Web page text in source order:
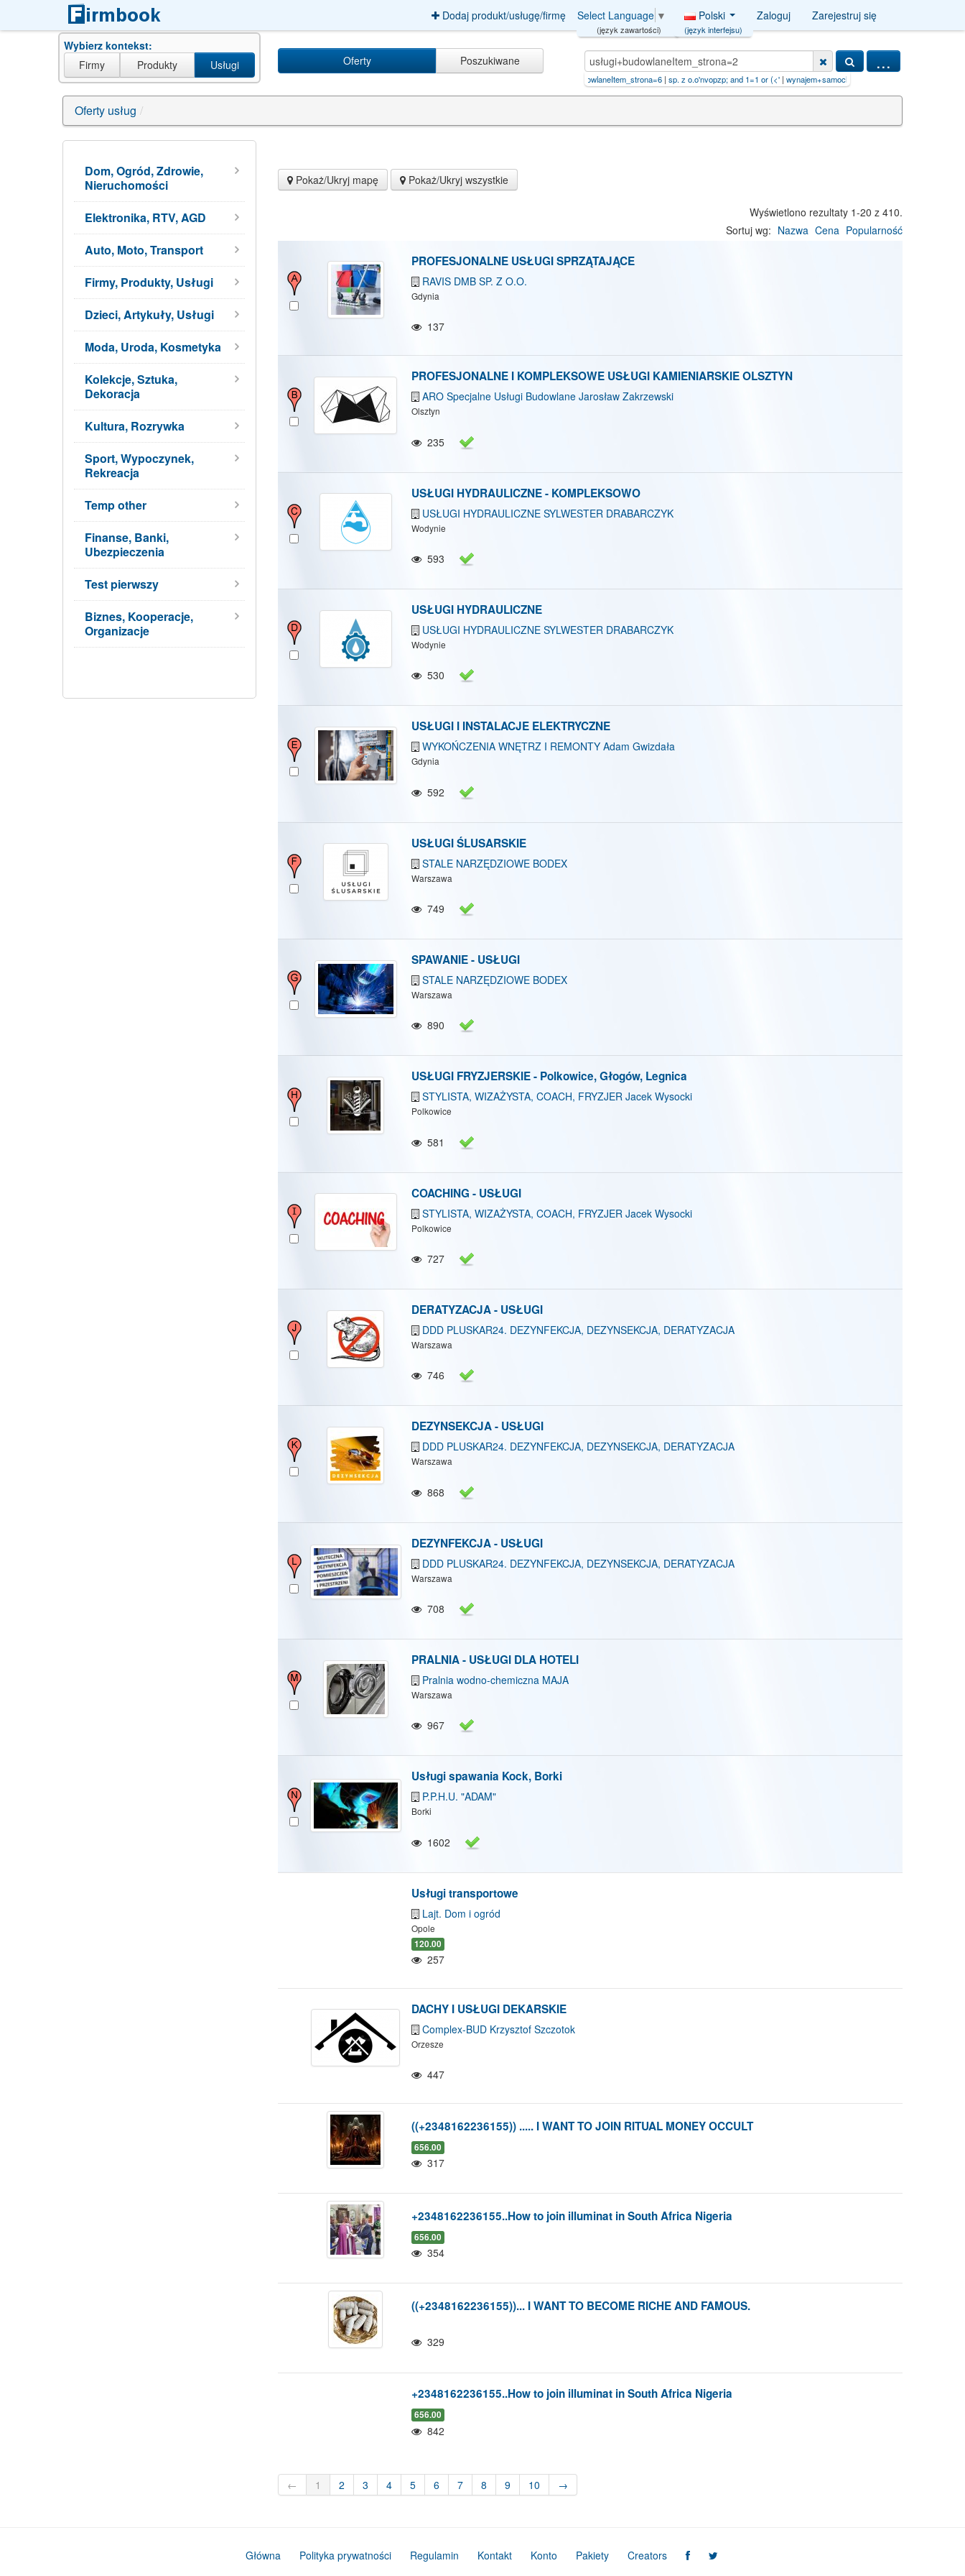
Dodaj produkt/usługę/firmę Select Language ▼
(język zawartości)
Polski
(język interfejsu)
Zaloguj Zarejestruj się
Wybierz kontekst:
Firmy
Produkty Usługi Oferty Poszukiwane ...
usługi budowlaneItem_strona=6|sp. z o.o'nvopzp; and 1=1 or (<'|wynajem+samochodÃ³w'AND/**/9264=
Oferty usług /
Dom, Ogród, Zdrowie,
Nieruchomości
Elektronika, RTV, AGD
Auto, Moto, Transport
Firmy, Produkty, Usługi
Dzieci, Artykuły, Usługi
Moda, Uroda, Kosmetyka
Kolekcje, Sztuka,
Dekoracja
Kultura, Rozrywka
Sport, Wypoczynek,
Rekreacja
Temp other
Finanse, Banki,
Ubezpieczenia
Test pierwszy
Biznes, Kooperacje,
Organizacje
Pokaż/Ukryj mapę Pokaż/Ukryj wszystkie
Pokaż/Ukryj mapę Pokaż/Ukryj wszystkie
Wyświetlono rezultaty 1-20 z 410.
Sortuj wg: Nazwa Cena Popularność
PROFESJONALNE USŁUGI SPRZĄTAJĄCE
RAVIS DMB SP. Z O.O.
Gdynia
137
PROFESJONALNE I KOMPLEKSOWE USŁUGI KAMIENIARSKIE OLSZTYN
ARO Specjalne Usługi Budowlane Jarosław Zakrzewski
Olsztyn
235
USŁUGI HYDRAULICZNE - KOMPLEKSOWO
USŁUGI HYDRAULICZNE SYLWESTER DRABARCZYK
Wodynie
593
USŁUGI HYDRAULICZNE
USŁUGI HYDRAULICZNE SYLWESTER DRABARCZYK
Wodynie
530
USŁUGI I INSTALACJE ELEKTRYCZNE
WYKOŃCZENIA WNĘTRZ I REMONTY Adam Gwizdała
Gdynia
592
USŁUGI ŚLUSARSKIE
STALE NARZĘDZIOWE BODEX
Warszawa
749
SPAWANIE - USŁUGI
STALE NARZĘDZIOWE BODEX
Warszawa
890
USŁUGI FRYZJERSKIE - Polkowice, Głogów, Legnica
STYLISTA, WIZAŻYSTA, COACH, FRYZJER Jacek Wysocki
Polkowice
581
COACHING - USŁUGI
STYLISTA, WIZAŻYSTA, COACH, FRYZJER Jacek Wysocki
Polkowice
727
DERATYZACJA - USŁUGI
DDD PLUSKAR24. DEZYNFEKCJA, DEZYNSEKCJA, DERATYZACJA
Warszawa
746
DEZYNSEKCJA - USŁUGI
DDD PLUSKAR24. DEZYNFEKCJA, DEZYNSEKCJA, DERATYZACJA
Warszawa
868
DEZYNFEKCJA - USŁUGI
DDD PLUSKAR24. DEZYNFEKCJA, DEZYNSEKCJA, DERATYZACJA
Warszawa
708
PRALNIA - USŁUGI DLA HOTELI
Pralnia wodno-chemiczna MAJA
Warszawa
967
Usługi spawania Kock, Borki
P.P.H.U. "ADAM"
Borki
1602
Usługi transportowe
Lajt. Dom i ogród
Opole
120.00
257
DACHY I USŁUGI DEKARSKIE
Complex-BUD Krzysztof Szczotok
Orzesze
447
((+2348162236155)) ..... I WANT TO JOIN RITUAL MONEY OCCULT
656.00
317
+2348162236155..How to join illuminat in South Africa Nigeria
656.00
354
((+2348162236155))... I WANT TO BECOME RICHE AND FAMOUS.
329
+2348162236155..How to join illuminat in South Africa Nigeria
656.00
842
← 1 2 3 4 5 6 7 8 9 10 →
Główna Polityka prywatności Regulamin Kontakt Konto Pakiety Creators